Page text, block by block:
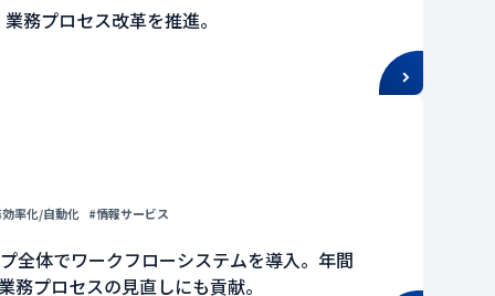
務プロセス改革を推進。
率化/自動化 #情報サービス
全体でワークフローシステムを導入。年間
プロセスの見直しにも貢献。